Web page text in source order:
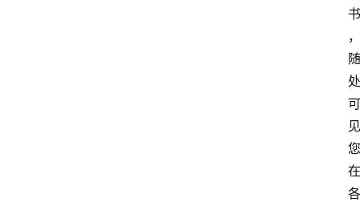
书
，
随
处
可
见
您
在
各